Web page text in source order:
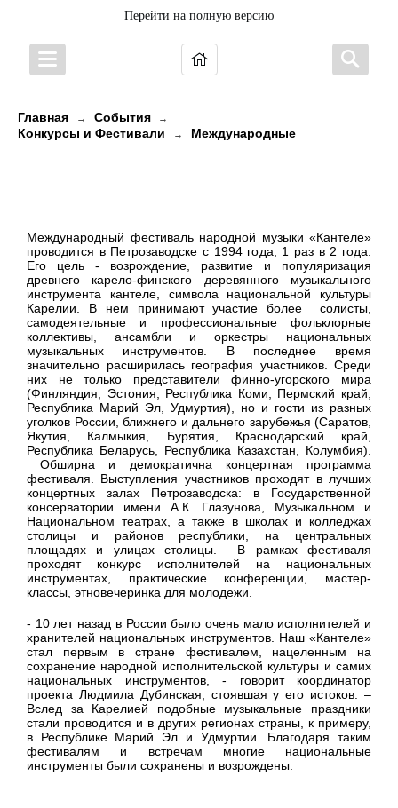
Перейти на полную версию
Главная → События →
Конкурсы и Фестивали → Международные
Международный фестиваль народной музыки «Кантеле»
проводится в Петрозаводске с 1994 года, 1 раз в 2 года.
Его цель - возрождение, развитие и популяризация
древнего карело-финского деревянного музыкального
инструмента кантеле, символа национальной культуры
Карелии. В нем принимают участие более солисты,
самодеятельные и профессиональные фольклорные
коллективы, ансамбли и оркестры национальных
музыкальных инструментов. В последнее время
значительно расширилась география участников. Среди
них не только представители финно-угорского мира
(Финляндия, Эстония, Республика Коми, Пермский край,
Республика Марий Эл, Удмуртия), но и гости из разных
уголков России, ближнего и дальнего зарубежья (Саратов,
Якутия, Калмыкия, Бурятия, Краснодарский край,
Республика Беларусь, Республика Казахстан, Колумбия).
Обширна и демократична концертная программа
фестиваля. Выступления участников проходят в лучших
концертных залах Петрозаводска: в Государственной
консерватории имени А.К. Глазунова, Музыкальном и
Национальном театрах, а также в школах и колледжах
столицы и районов республики, на центральных
площадях и улицах столицы. В рамках фестиваля
проходят конкурс исполнителей на национальных
инструментах, практические конференции, мастер-
классы, этновечеринка для молодежи.
- 10 лет назад в России было очень мало исполнителей и
хранителей национальных инструментов. Наш «Кантеле»
стал первым в стране фестивалем, нацеленным на
сохранение народной исполнительской культуры и самих
национальных инструментов, - говорит координатор
проекта Людмила Дубинская, стоявшая у его истоков. –
Вслед за Карелией подобные музыкальные праздники
стали проводится и в других регионах страны, к примеру,
в Республике Марий Эл и Удмуртии. Благодаря таким
фестивалям и встречам многие национальные
инструменты были сохранены и возрождены.